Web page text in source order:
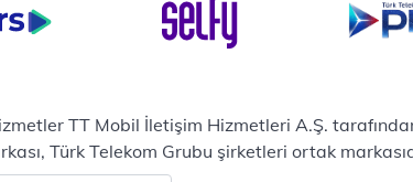
Veri Merkezi
Tabanlı Yedekleme
TT Mobil İletişim Hizmetleri A.Ş.
Türk Telekom Grubu şirketleri ortak